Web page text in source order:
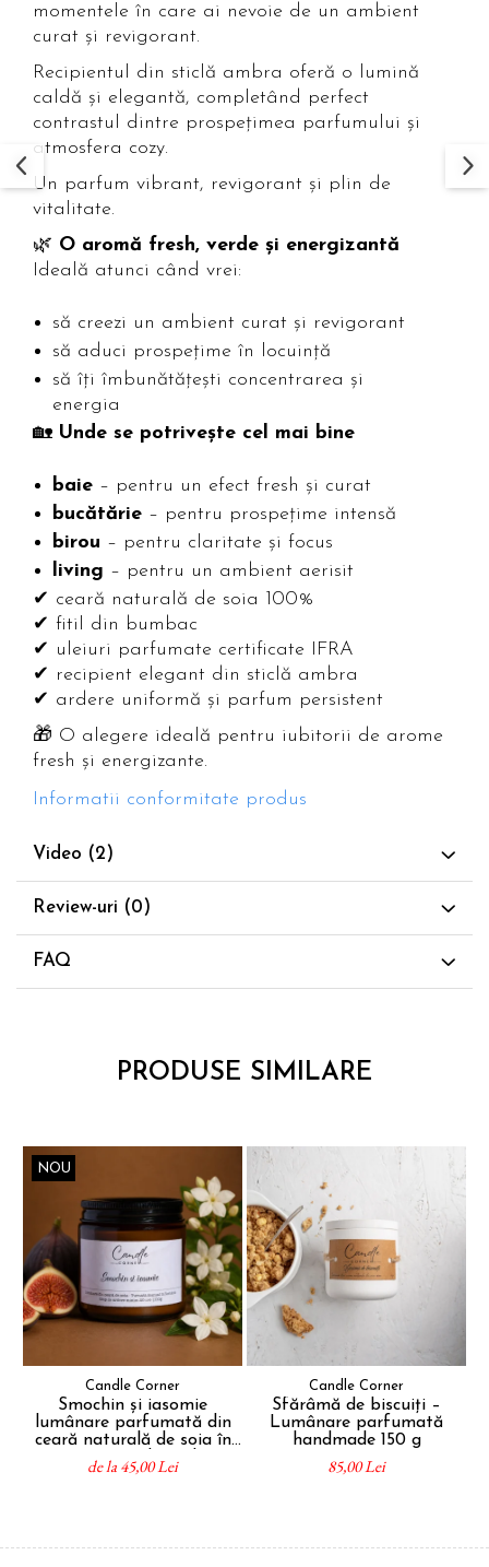
momentele în care ai nevoie de un ambient
curat și revigorant.
Recipientul din sticlă ambra oferă o lumină
caldă și elegantă, completând perfect
contrastul dintre prospețimea parfumului și
atmosfera cozy.
Un parfum vibrant, revigorant și plin de
vitalitate.
🌿 O aromă fresh, verde și energizantă
Ideală atunci când vrei:
să creezi un ambient curat și revigorant
să aduci prospețime în locuință
să îți îmbunătățești concentrarea și
energia
🏡 Unde se potrivește cel mai bine
baie – pentru un efect fresh și curat
bucătărie – pentru prospețime intensă
birou – pentru claritate și focus
living – pentru un ambient aerisit
✔ ceară naturală de soia 100%
✔ fitil din bumbac
✔ uleiuri parfumate certificate IFRA
✔ recipient elegant din sticlă ambra
✔ ardere uniformă și parfum persistent
🎁 O alegere ideală pentru iubitorii de arome
fresh și energizante.
Informatii conformitate produs
Video (2)
Review-uri (0)
FAQ
PRODUSE SIMILARE
NOU
Candle Corner
Smochin și iasomie
lumânare parfumată din
ceară naturală de soia în
recipient sticlă ambră
de la 45,00 Lei
Candle Corner
Sfărâmă de biscuiți –
Lumânare parfumată
handmade 150 g
85,00 Lei